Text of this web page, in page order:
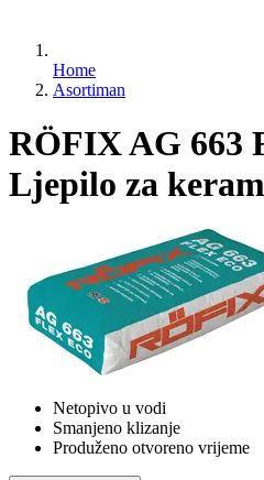
Home
Asortiman
RÖFIX AG 663
Ljepilo za
Netopivo u vodi
Smanjeno klizanje
Produženo otvoreno vrijeme